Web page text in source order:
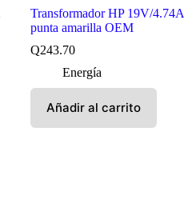
Transformador HP 19V/4.74A
punta amarilla OEM
Q243.70
Energía
Añadir al carrito